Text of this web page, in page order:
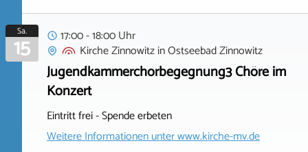
Sa.
15
17:00 - 18:00 Uhr
Kirche ZinnowitzinOstseebad Zinnowitz
Jugendkammerchorbegegnung3 Chöre im
Konzert
Eintritt frei - Spende erbeten
Weitere Informationen unterwww.kirche-mv.de